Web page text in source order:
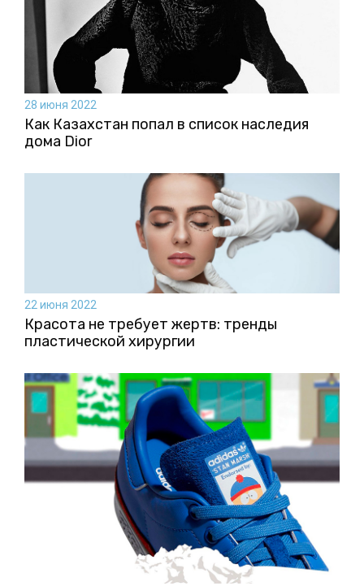
28 июня 2022
Как Казахстан попал в список наследия
дома Dior
22 июня 2022
Красота не требует жертв: тренды
пластической хирургии